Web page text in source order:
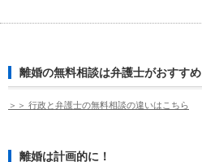
離婚の無料相談は弁護士がおすすめ
＞＞ 行政と弁護士の無料相談の違いはこちら
離婚は計画的に！